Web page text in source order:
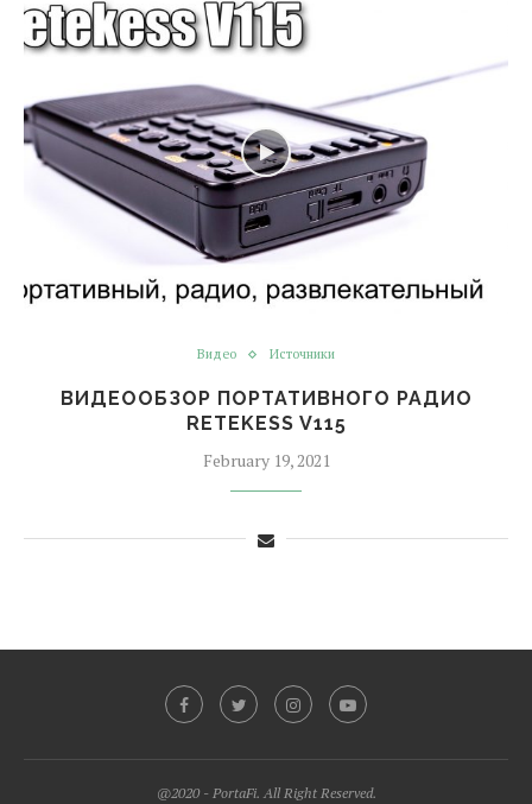
Видео Источники
ВИДЕООБЗОР ПОРТАТИВНОГО РАДИО
RETEKESS V115
February 19, 2021
@2020 - PortaFi. All Right Reserved.